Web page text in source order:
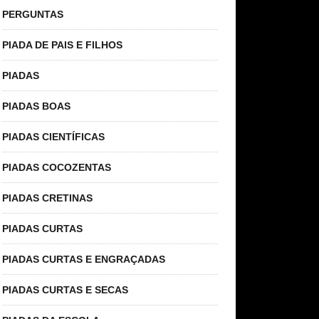
PERGUNTAS
PIADA DE PAIS E FILHOS
PIADAS
PIADAS BOAS
PIADAS CIENTÍFICAS
PIADAS COCOZENTAS
PIADAS CRETINAS
PIADAS CURTAS
PIADAS CURTAS E ENGRAÇADAS
PIADAS CURTAS E SECAS